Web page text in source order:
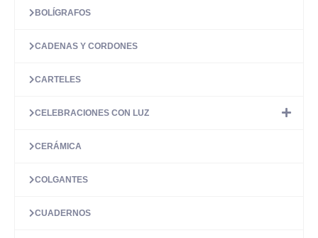
BOLÍGRAFOS
CADENAS Y CORDONES
CARTELES
CELEBRACIONES CON LUZ
CERÁMICA
COLGANTES
CUADERNOS